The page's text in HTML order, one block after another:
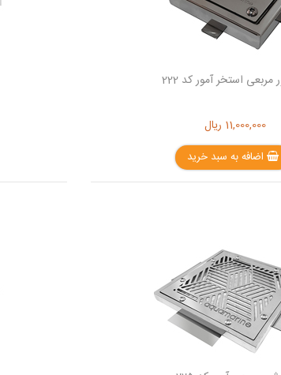
استخر آمور کد 222
11,000,000 ریال
اضافه به سبد خرید